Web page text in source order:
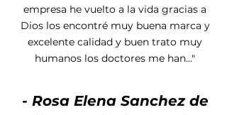
empresa he vuelto a la vida gracias a
Dios los encontré muy buena marca y
excelente calidad y buen trato muy
humanos los doctores me han..."
- Rosa Elena Sanchez de